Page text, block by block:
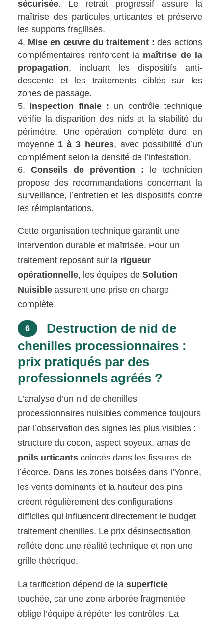
sécurisée. Le retrait progressif assure la
maîtrise des particules urticantes et préserve
les supports fragilisés.
Mise en œuvre du traitement : des actions
complémentaires renforcent la maîtrise de la
propagation, incluant les dispositifs anti-
descente et les traitements ciblés sur les
zones de passage.
Inspection finale : un contrôle technique
vérifie la disparition des nids et la stabilité du
périmètre. Une opération complète dure en
moyenne 1 à 3 heures, avec possibilité d’un
complément selon la densité de l’infestation.
Conseils de prévention : le technicien
propose des recommandations concernant la
surveillance, l’entretien et les dispositifs contre
les réimplantations.
Cette organisation technique garantit une
intervention durable et maîtrisée. Pour un
traitement reposant sur la rigueur
opérationnelle, les équipes deSolution
Nuisible assurent une prise en charge
complète.
6
Destruction de nid de
chenilles processionnaires :
prix pratiqués par des
professionnels agréés ?
L’analyse d’un nid de chenilles
processionnaires nuisibles commence toujours
par l’observation des signes les plus visibles :
structure du cocon, aspect soyeux, amas de
poils urticants coincés dans les fissures de
l’écorce. Dans les zones boisées dans l’Yonne,
les vents dominants et la hauteur des pins
créent régulièrement des configurations
difficiles qui influencent directement le budget
traitement chenilles. Le prix désinsectisation
reflète donc une réalité technique et non une
grille théorique.
La tarification dépend de lasuperficie
touchée, car une zone arborée fragmentée
oblige l’équipe à répéter les contrôles. La